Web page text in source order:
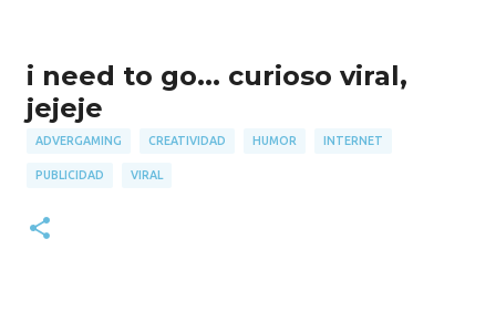
i need to go... curioso viral,
jejeje
ADVERGAMING CREATIVIDAD HUMOR INTERNET
PUBLICIDAD VIRAL